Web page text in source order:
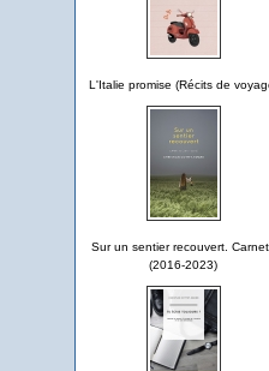
L'Italie promise (Récits de
Sur un sentier recouvert.
(2016-2023)